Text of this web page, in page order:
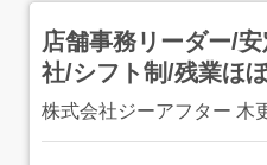
店舗事務リーダー/
社/シフト制/残業ほ
株式会社ジーアフター 木